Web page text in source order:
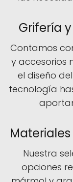
Grifería
Contamos
y accesorios
el diseño
tecnología
Nuestra
opciones